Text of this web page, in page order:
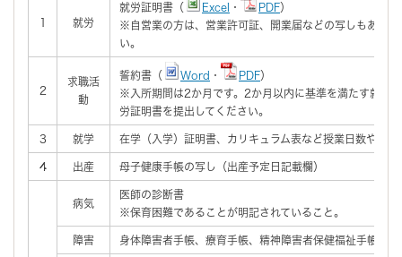
1 就労
就労証明書（ Excel ・ PDF）
※自営業の方は、営業許可証、開業届などの写しもあわせ
い。
2
求職活
動
誓約書（ Word ・ PDF）
※入所期間は2か月です。2か月以内に基準を満たす就労
労証明書を提出してください。
3 就学 在学（入学）証明書、カリキュラム表など授業日数や時間
4 出産 母子健康手帳の写し（出産予定日記載欄）
病気
医師の診断書
※保育困難であることが明記されていること。
障害 身体障害者手帳、療育手帳、精神障害者保健福祉手帳の写